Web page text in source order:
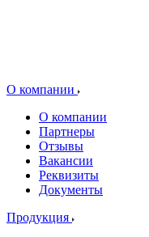
О компании
О компании
Партнеры
Отзывы
Вакансии
Реквизиты
Документы
Продукция